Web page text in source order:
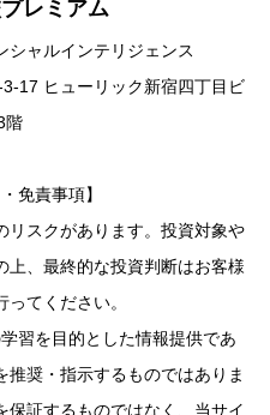
レミアム
シャルインテリジェンス
17 ヒューリック新宿四丁目ビ
階
免責事項】
リスクがあります。投資対象や
上、最終的な投資判断はお客様
てください。
習を目的とした情報提供であ
推奨・指示するものではありま
証するものではなく、当サイ